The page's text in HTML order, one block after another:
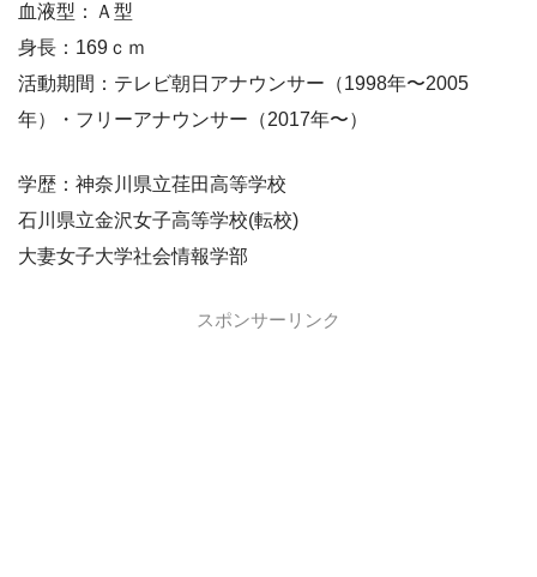
血液型：Ａ型
身長：169ｃｍ
活動期間：テレビ朝日アナウンサー（1998年〜2005
年）・フリーアナウンサー（2017年〜）
学歴：神奈川県立荏田高等学校
石川県立金沢女子高等学校(転校)
大妻女子大学社会情報学部
スポンサーリンク